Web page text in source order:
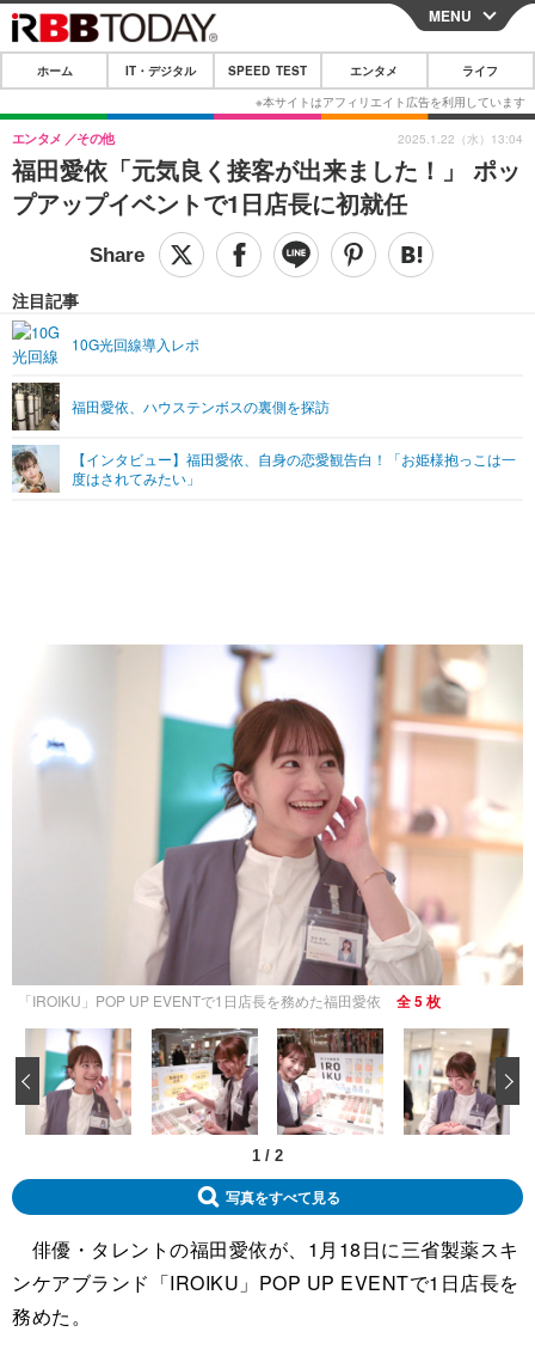
CLOSE
ホーム
IT・デジタル
IT・デジタルTOP スマートフォン
ショッピング その他
SPEED TEST
エンタメTOP 映画・ドラマ
グラビア
ショッピング その他
ライフTOP
リリース一覧
プッシュ通知の停止方法
MENU
ホーム IT・デジタル SPEED TEST エンタメ ライフ
福田愛依「元気良く接客が出来ました！」 ポッ
プアップイベントで1日店長に初就任
エンタメ その他
注目記事
10G光回線導入レポ
福田愛依、ハウステンボスの裏側を探訪
【インタビュー】福田愛依、自身の恋愛観告白！「お姫様抱っこは一
度はされてみたい」
2025.1.22（水）13:04
「IROIKU」POP UP EVENTで1日店長を務めた福田愛依 全 5 枚
1 / 2
‹
写真をすべて見る
俳優・タレントの福田愛依が、1月18日に三省製薬スキ
ンケアブランド「IROIKU」POP UP EVENTで1日店長を
務めた。